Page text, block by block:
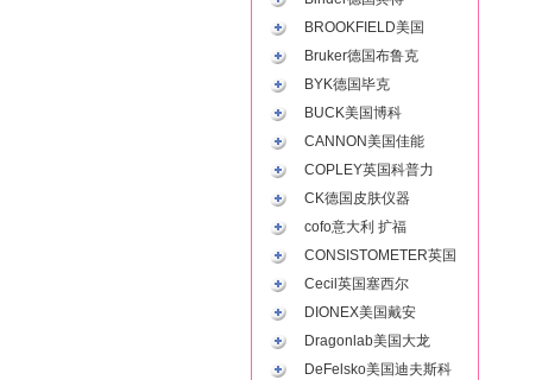
BROOKFIELD美国
Bruker德国布鲁克
BYK德国毕克
BUCK美国博科
CANNON美国佳能
COPLEY英国科普力
CK德国皮肤仪器
cofo意大利 扩福
CONSISTOMETER英国
Cecil英国塞西尔
DIONEX美国戴安
Dragonlab美国大龙
DeFelsko美国迪夫斯科